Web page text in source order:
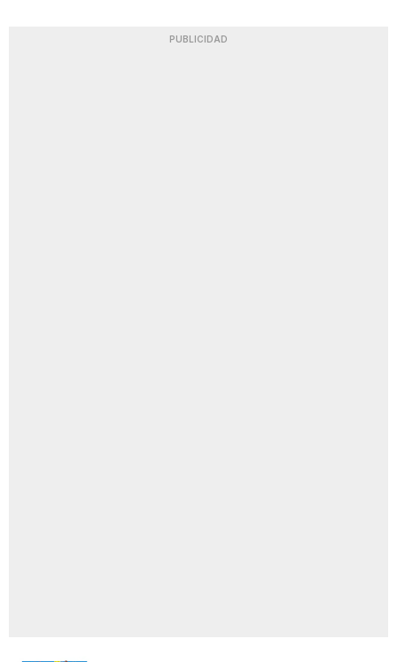
PUBLICIDAD